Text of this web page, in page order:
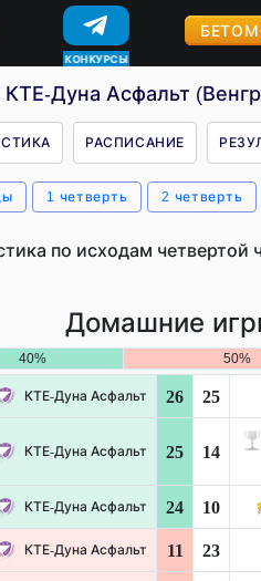
КОНКУРСЫ
Дуна Асфальт
РАСПИСАНИЕ
1 четверть 2 четверть
по исходам четвертой
Домашние
40% 50%
КТЕ-Дуна Асфальт 26 25
КТЕ-Дуна Асфальт 25 14
КТЕ-Дуна Асфальт 24 10
КТЕ-Дуна Асфальт 11 23